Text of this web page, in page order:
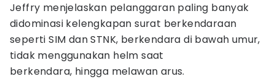
Jeffry menjelaskan pelanggaran paling banyak
didominasi kelengkapan surat berkendaraan
seperti SIM dan STNK, berkendara di bawah umur,
tidak menggunakan helm saat
berkendara, hingga melawan arus.